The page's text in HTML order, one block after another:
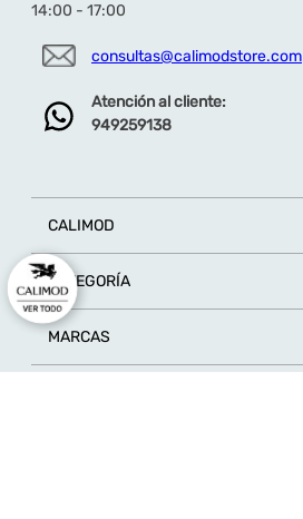
14:00 - 17:00
consultas@calimodstore.com
Atención al cliente:
949259138
CALIMOD
CATEGORÍA
MARCAS